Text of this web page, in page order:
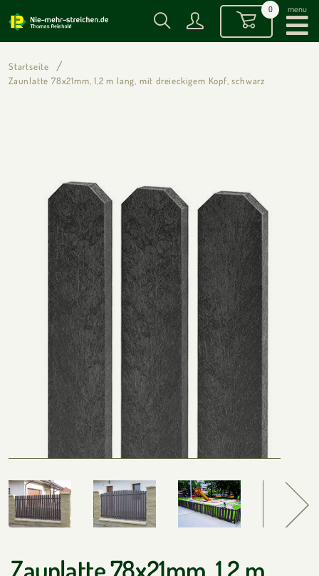
0 menu
Startseite
Zaunlatte 78x21mm, 1,2 m lang, mit dreieckigem Kopf, schwarz